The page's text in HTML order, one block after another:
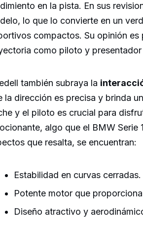
en la pista. En sus
lo que lo convierte en un
compactos. Su opinión
como piloto y
también subraya la
la dirección es precisa y brinda
y el piloto es crucial para
algo que el BMW Serie
que resalta, se encuentran:
Estabilidad en curvas cerradas.
Potente motor que
Diseño atractivo y